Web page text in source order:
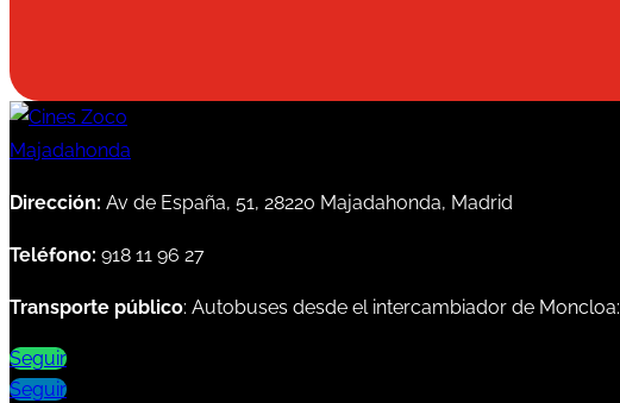
Dirección: Av de España, 51, 28220 Majadahonda, Madrid
Teléfono: 918 11 96 27
Transporte público: Autobuses desde el intercambiador de Moncloa:
Seguir
Seguir